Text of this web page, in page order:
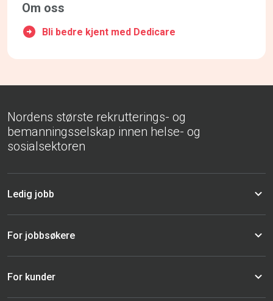
Om oss
Bli bedre kjent med Dedicare
Nordens største rekrutterings- og
bemanningsselskap innen helse- og
sosialsektoren
Ledig jobb
For jobbsøkere
For kunder